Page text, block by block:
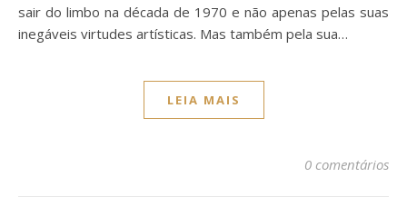
sair do limbo na década de 1970 e não apenas pelas suas
inegáveis virtudes artísticas. Mas também pela sua…
LEIA MAIS
0 comentários